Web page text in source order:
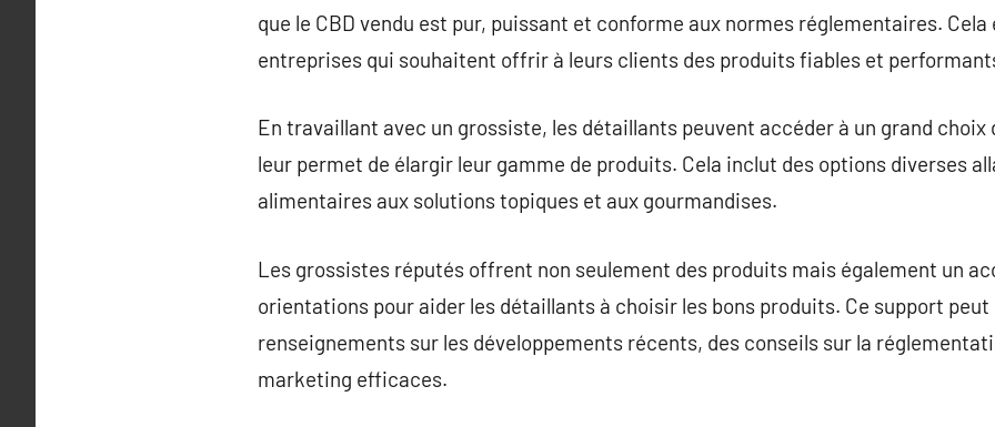
que le CBD vendu est pur, puissant et conforme aux normes réglementaires.
entreprises qui souhaitent offrir à leurs clients des produits fiables et
En travaillant avec un grossiste, les détaillants peuvent accéder à un grand choix
leur permet de élargir leur gamme de produits. Cela inclut des options diverses
alimentaires aux solutions topiques et aux gourmandises.
Les grossistes réputés offrent non seulement des produits mais également un
orientations pour aider les détaillants à choisir les bons produits. Ce support
renseignements sur les développements récents, des conseils sur la
marketing efficaces.